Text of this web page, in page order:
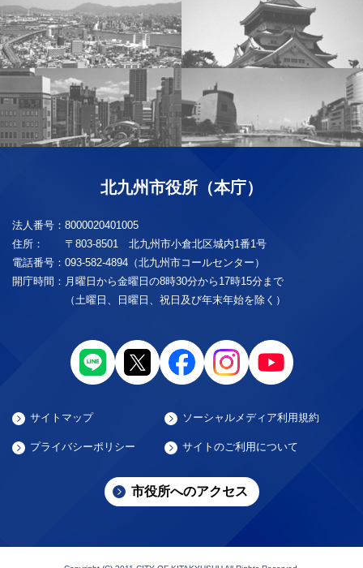
北九州市役所（本庁）
法人番号： 8000020401005
住所：
〒803-8501 北九州市小倉北区城内1番1号
電話番号： 093-582-4894（北九州市コールセンター）
開庁時間： 月曜日から金曜日の8時30分から17時15分まで
（土曜日、日曜日、祝日及び年末年始を除く）
サイトマップ ソーシャルメディア利用規約
プライバシーポリシー サイトのご利用について
市役所へのアクセス